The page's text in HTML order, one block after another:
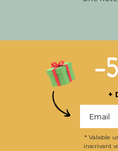
-
+
* Valable
inscrivant